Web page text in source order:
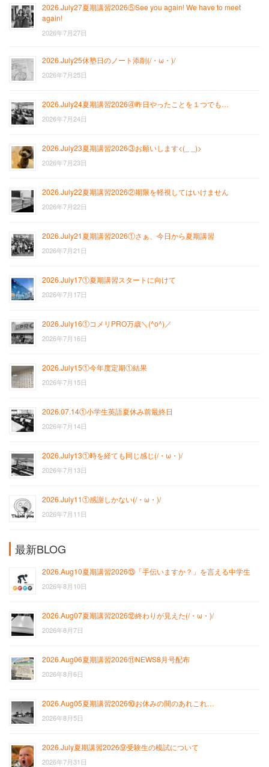
2026.July27夏期講習2026⑤See you again! We have to meet
again!
2026年7月27日
2026.July25休塾日のノート添削(/・ω・)/
2026年7月25日
2026.July24夏期講習2026④昨日やったことを１つでも…
2026年7月24日
2026.July23夏期講習2026③お願いします<(_ _)>
2026年7月23日
2026.July22夏期講習2026②期限を軽視してはいけません
2026年7月22日
2026.July21夏期講習2026①さぁ、今日から夏期講習
2026年7月21日
2026.July17①夏期講習スタートに向けて
2026年7月17日
2026.July16①コメリPRO万歳＼(^o^)／
2026年7月16日
2026.July15①今年度定期①結果
2026年7月15日
2026.07.14①小学生英語夏休み前最終日
2026年7月14日
2026.July13①時を経ても同じ感じ(/・ω・)/
2026年7月13日
2026.July11①感謝しかない(/・ω・)/
2026年7月11日
最新BLOG
2026.Aug10夏期講習2026⑬「手伝いますか？」を言える中学生
2026年8月10日
2026.Aug07夏期講習2026⑫終わりが見えた(/・ω・)/
2026年8月7日
2026.Aug06夏期講習2026⑪NEWS8月号配布
2026年8月6日
2026.Aug05夏期講習2026⑩お休みの間のあれこれ…
2026年8月5日
2026.July夏期講習2026⑨受験生の模試について
2026年7月31日